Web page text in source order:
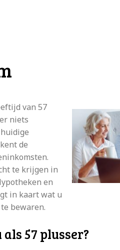
van 57
niets
de
te krijgen in
en
in kaart wat u
bewaren.
57 plusser?